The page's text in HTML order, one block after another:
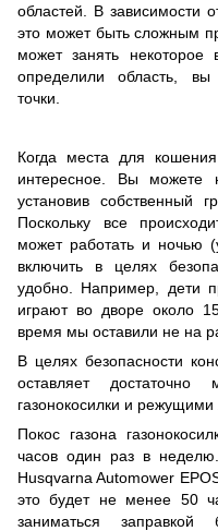
областей. В зависимости
это может быть сложным
может занять
определили область,
точки.
Когда места для
интересное. Вы можете
установив собственный
Поскольку все
может работать и ночью
включить в целях
удобно. Например, дети
играют во дворе около
время мы оставили не на
В целях безопасности
оставляет
газонокосилки и режущими
Покос газона
часов один раз в неделю.
Husqvarna Automower
это будет не менее 50
заниматься